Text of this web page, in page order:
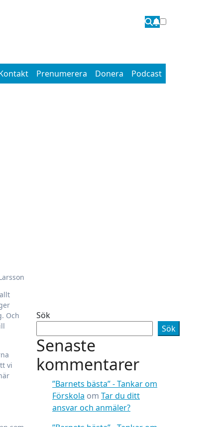
Prenumerera Donera Podcast
Och
vi
Sök
Sök
Senaste
kommentarer
”Barnets bästa” - Tankar om
Förskola om Tar du ditt
ansvar och anmäler?